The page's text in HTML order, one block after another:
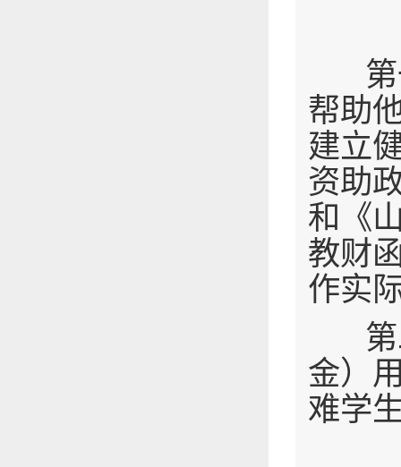
第
帮助
建立
资助
和《
教财
作实
第
金）
难学